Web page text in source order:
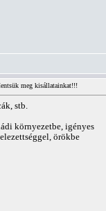
meg kisállatainkat!!!
stb.
környezetbe, igényes
örökbe